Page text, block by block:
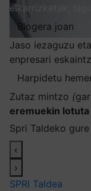
elkarrizketak,
Blogera joan
Jaso iezaguzu
enpresari
Harpidetu
Zutaz mintzo (
eremuekin lotuta
Spri Taldeko
‹
›
SPRI Taldea